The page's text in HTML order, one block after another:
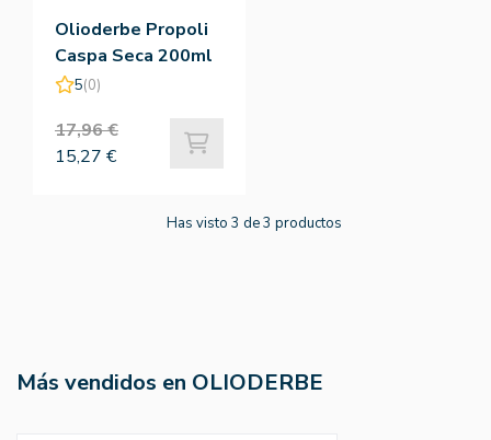
Olioderbe Propoli
Caspa Seca 200ml
5(0)
17,96 €
15,27 €
Has visto 3 de 3 productos
Más vendidos en OLIODERBE